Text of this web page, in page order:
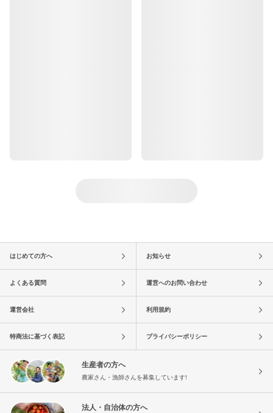
はじめての方へ お知らせ
よくある質問 運営へのお問い合わせ
運営会社 利用規約
特商法に基づく表記 プライバシーポリシー
生産者の方へ
農家さん・漁師さんを募集しています!
法人・自治体の方へ